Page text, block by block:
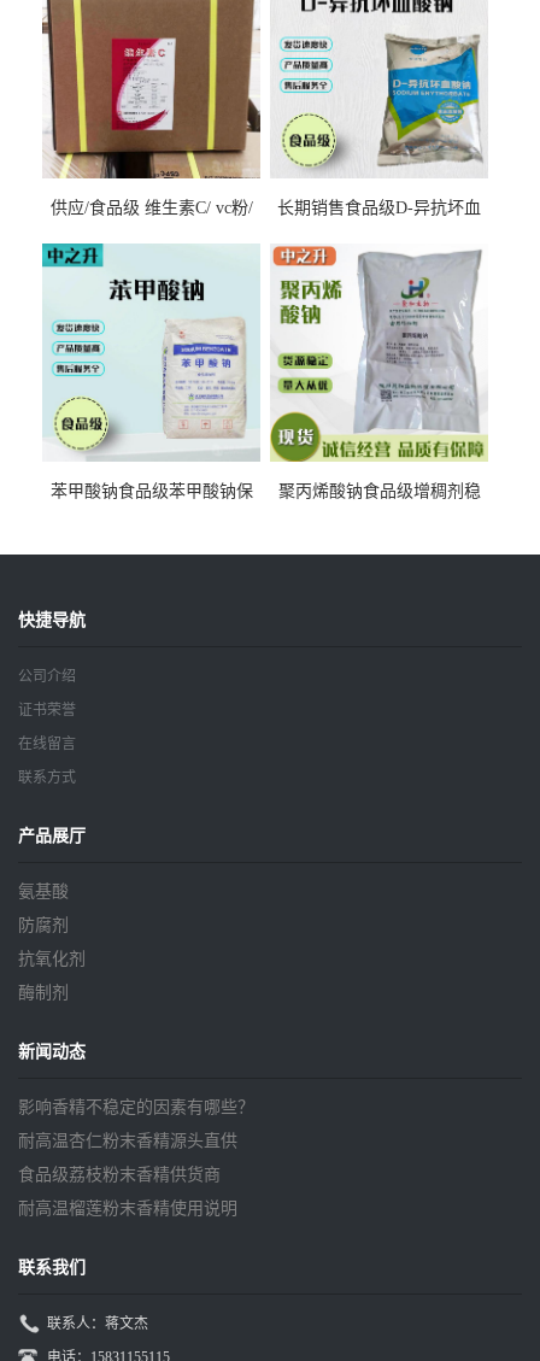
供应/食品级 维生素C/ vc粉/
长期销售食品级D-异抗坏血
苯甲酸钠食品级苯甲酸钠保
聚丙烯酸钠食品级增稠剂稳
快捷导航
公司介绍
证书荣誉
在线留言
联系方式
产品展厅
氨基酸
防腐剂
抗氧化剂
酶制剂
新闻动态
影响香精不稳定的因素有哪些？
耐高温杏仁粉末香精源头直供
食品级荔枝粉末香精供货商
耐高温榴莲粉末香精使用说明
联系我们
联系人：蒋文杰